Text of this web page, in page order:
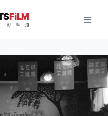
FiLM
的 味 道